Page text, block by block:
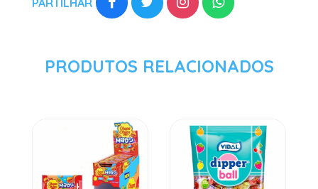
PARTILHAR
PRODUTOS RELACIONADOS